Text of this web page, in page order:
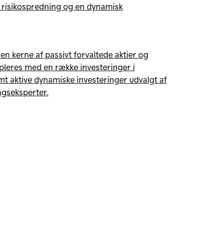
og en dynamisk
kerne af passivt forvaltede aktier og
med en række investeringer i
aktive dynamiske investeringer udvalgt af